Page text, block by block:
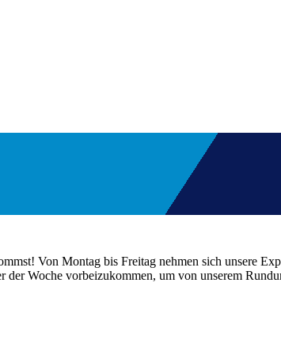
Von Montag bis Freitag nehmen sich unsere
Woche vorbeizukommen, um von unserem